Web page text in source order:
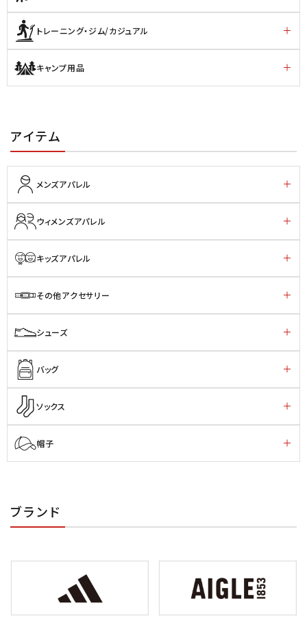
トレーニング・ジム/カジュアル
キャンプ用品
アイテム
メンズアパレル
ウィメンズアパレル
キッズアパレル
その他アクセサリー
シューズ
バッグ
ソックス
帽子
ブランド